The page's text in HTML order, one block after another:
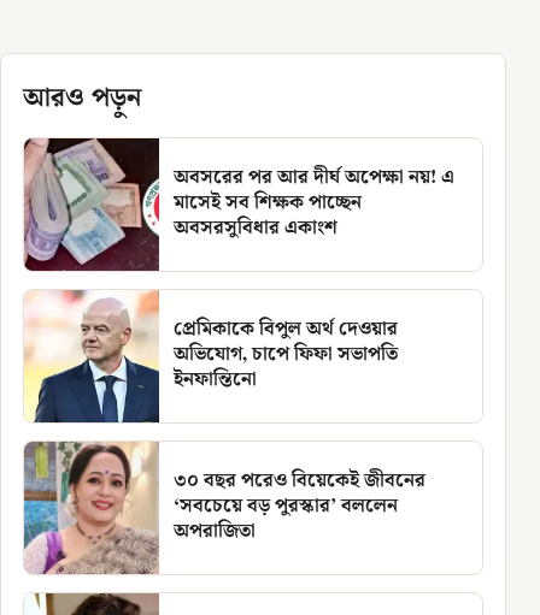
আরও পড়ুন
অবসরের পর আর দীর্ঘ অপেক্ষা নয়! এ
মাসেই সব শিক্ষক পাচ্ছেন
অবসরসুবিধার একাংশ
প্রেমিকাকে বিপুল অর্থ দেওয়ার
অভিযোগ, চাপে ফিফা সভাপতি
ইনফান্তিনো
৩০ বছর পরেও বিয়েকেই জীবনের
‘সবচেয়ে বড় পুরস্কার’ বললেন
অপরাজিতা